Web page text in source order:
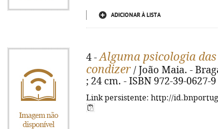
ADICIONAR À LISTA
4 -Alguma psicologia
condizer / João Maia. -
; 24 cm. - ISBN 972-39-0627-9
Link persistente: http://